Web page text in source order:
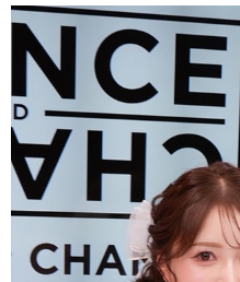
リリース
登録・ログ